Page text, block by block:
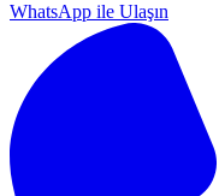
WhatsApp ile Ulaşın